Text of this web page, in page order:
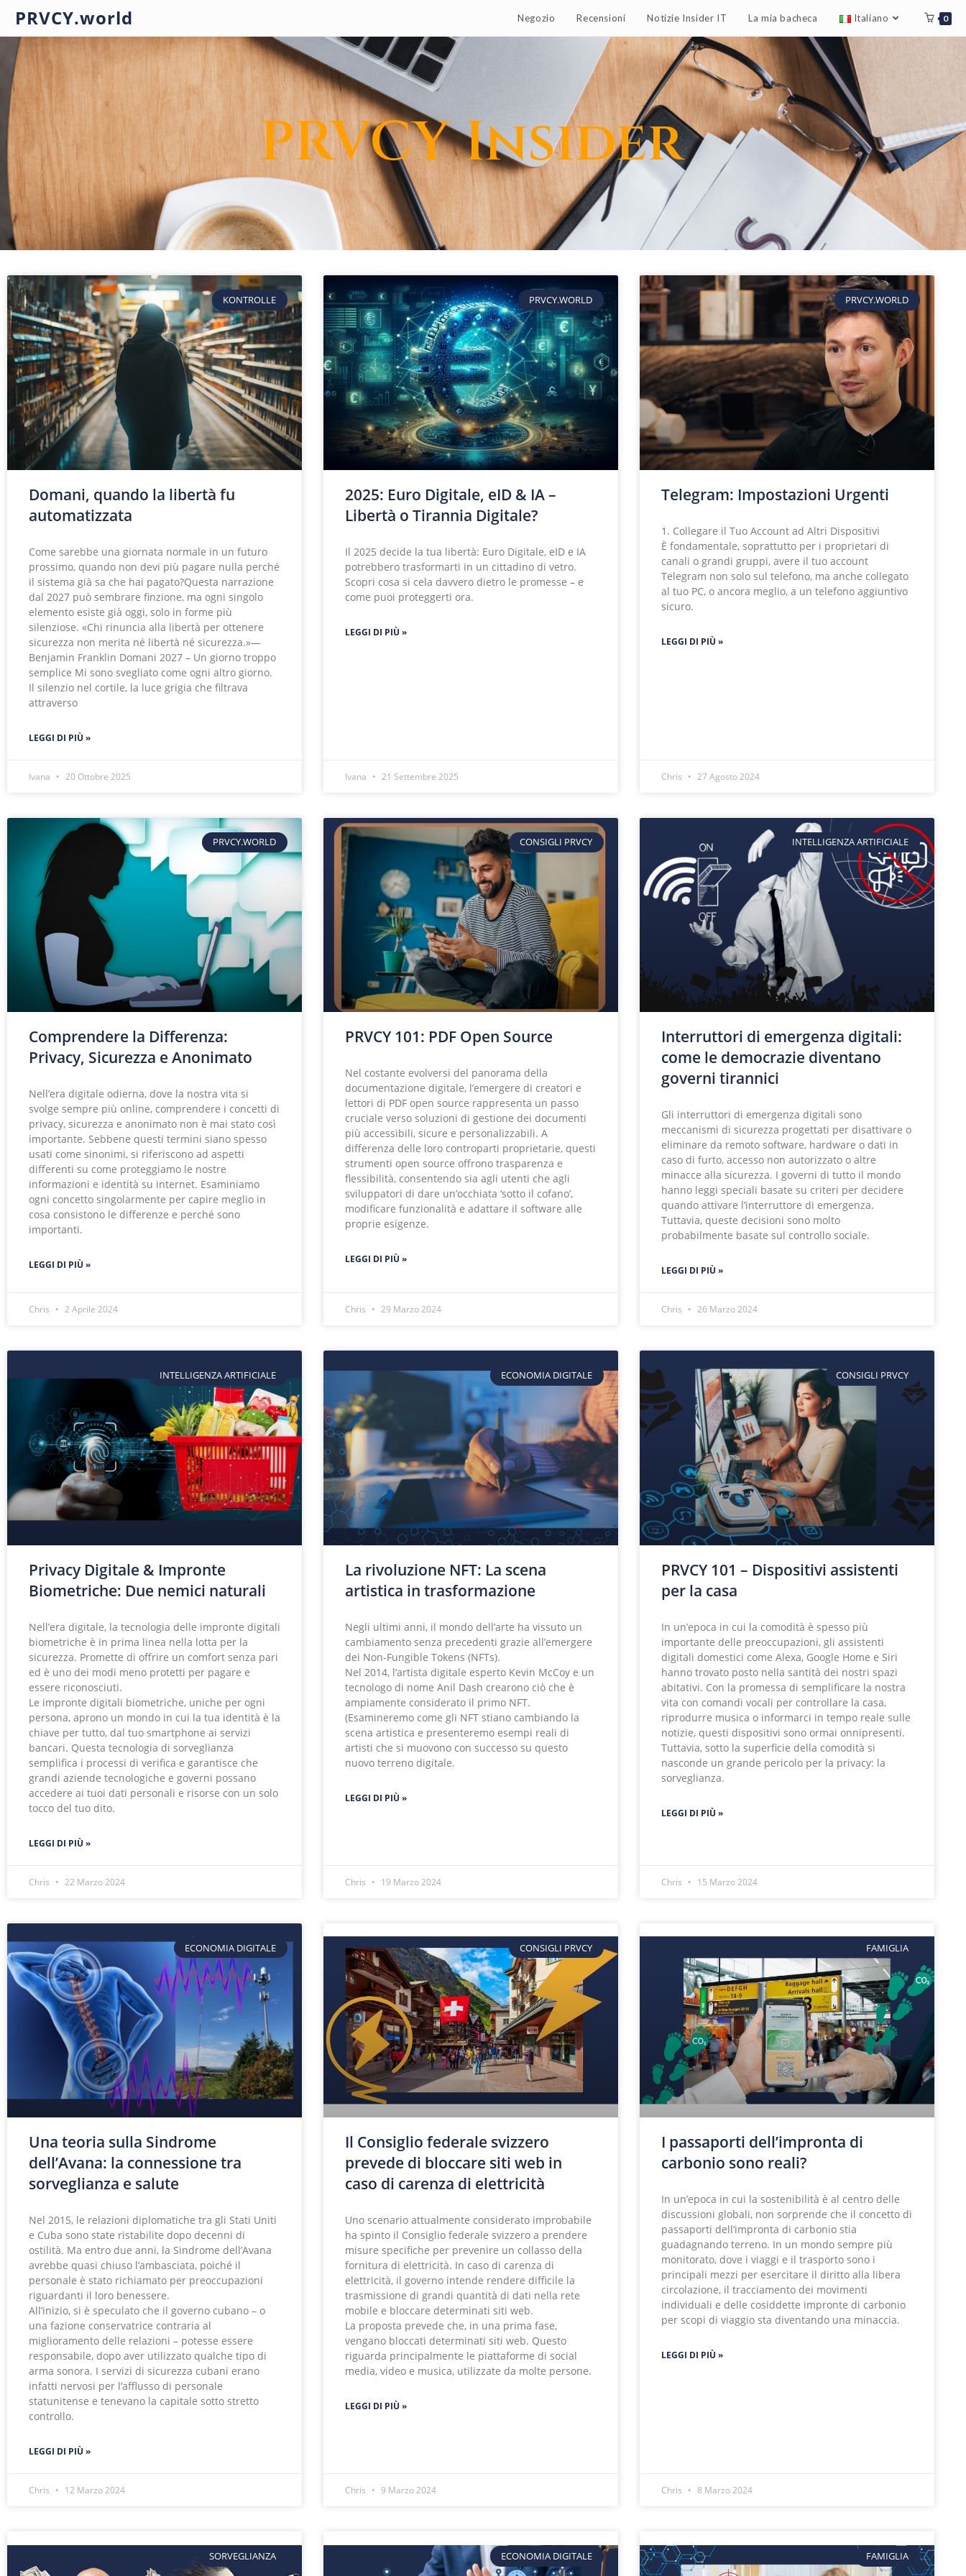
PRVCY.world Negozio Recensioni Notizie Insider IT La mia bacheca Italiano 0
PRVCY Insider
KONTROLLE
Domani, quando la libertà fu
automatizzata
Come sarebbe una giornata normale in un futuro
prossimo, quando non devi più pagare nulla perché
il sistema già sa che hai pagato?Questa narrazione
dal 2027 può sembrare finzione, ma ogni singolo
elemento esiste già oggi, solo in forme più
silenziose. «Chi rinuncia alla libertà per ottenere
sicurezza non merita né libertà né sicurezza.»—
Benjamin Franklin Domani 2027 – Un giorno troppo
semplice Mi sono svegliato come ogni altro giorno.
Il silenzio nel cortile, la luce grigia che filtrava
attraverso
LEGGI DI PIÙ »
Ivana 20 Ottobre 2025
PRVCY.WORLD
2025: Euro Digitale, eID & IA –
Libertà o Tirannia Digitale?
Il 2025 decide la tua libertà: Euro Digitale, eID e IA
potrebbero trasformarti in un cittadino di vetro.
Scopri cosa si cela davvero dietro le promesse – e
come puoi proteggerti ora.
LEGGI DI PIÙ »
Ivana 21 Settembre 2025
PRVCY.WORLD
Telegram: Impostazioni Urgenti
1. Collegare il Tuo Account ad Altri Dispositivi
È fondamentale, soprattutto per i proprietari di
canali o grandi gruppi, avere il tuo account
Telegram non solo sul telefono, ma anche collegato
al tuo PC, o ancora meglio, a un telefono aggiuntivo
sicuro.
LEGGI DI PIÙ »
Chris 27 Agosto 2024
PRVCY.WORLD
Comprendere la Differenza:
Privacy, Sicurezza e Anonimato
Nell’era digitale odierna, dove la nostra vita si
svolge sempre più online, comprendere i concetti di
privacy, sicurezza e anonimato non è mai stato così
importante. Sebbene questi termini siano spesso
usati come sinonimi, si riferiscono ad aspetti
differenti su come proteggiamo le nostre
informazioni e identità su internet. Esaminiamo
ogni concetto singolarmente per capire meglio in
cosa consistono le differenze e perché sono
importanti.
LEGGI DI PIÙ »
Chris 2 Aprile 2024
CONSIGLI PRVCY
PRVCY 101: PDF Open Source
Nel costante evolversi del panorama della
documentazione digitale, l’emergere di creatori e
lettori di PDF open source rappresenta un passo
cruciale verso soluzioni di gestione dei documenti
più accessibili, sicure e personalizzabili. A
differenza delle loro controparti proprietarie, questi
strumenti open source offrono trasparenza e
flessibilità, consentendo sia agli utenti che agli
sviluppatori di dare un’occhiata ‘sotto il cofano’,
modificare funzionalità e adattare il software alle
proprie esigenze.
LEGGI DI PIÙ »
Chris 29 Marzo 2024
INTELLIGENZA ARTIFICIALE
Interruttori di emergenza digitali:
come le democrazie diventano
governi tirannici
Gli interruttori di emergenza digitali sono
meccanismi di sicurezza progettati per disattivare o
eliminare da remoto software, hardware o dati in
caso di furto, accesso non autorizzato o altre
minacce alla sicurezza. I governi di tutto il mondo
hanno leggi speciali basate su criteri per decidere
quando attivare l’interruttore di emergenza.
Tuttavia, queste decisioni sono molto
probabilmente basate sul controllo sociale.
LEGGI DI PIÙ »
Chris 26 Marzo 2024
INTELLIGENZA ARTIFICIALE
Privacy Digitale & Impronte
Biometriche: Due nemici naturali
Nell’era digitale, la tecnologia delle impronte digitali
biometriche è in prima linea nella lotta per la
sicurezza. Promette di offrire un comfort senza pari
ed è uno dei modi meno protetti per pagare e
essere riconosciuti.
Le impronte digitali biometriche, uniche per ogni
persona, aprono un mondo in cui la tua identità è la
chiave per tutto, dal tuo smartphone ai servizi
bancari. Questa tecnologia di sorveglianza
semplifica i processi di verifica e garantisce che
grandi aziende tecnologiche e governi possano
accedere ai tuoi dati personali e risorse con un solo
tocco del tuo dito.
LEGGI DI PIÙ »
Chris 22 Marzo 2024
ECONOMIA DIGITALE
La rivoluzione NFT: La scena
artistica in trasformazione
Negli ultimi anni, il mondo dell’arte ha vissuto un
cambiamento senza precedenti grazie all’emergere
dei Non-Fungible Tokens (NFTs).
Nel 2014, l’artista digitale esperto Kevin McCoy e un
tecnologo di nome Anil Dash crearono ciò che è
ampiamente considerato il primo NFT.
(Esamineremo come gli NFT stiano cambiando la
scena artistica e presenteremo esempi reali di
artisti che si muovono con successo su questo
nuovo terreno digitale.
LEGGI DI PIÙ »
Chris 19 Marzo 2024
CONSIGLI PRVCY
PRVCY 101 – Dispositivi assistenti
per la casa
In un’epoca in cui la comodità è spesso più
importante delle preoccupazioni, gli assistenti
digitali domestici come Alexa, Google Home e Siri
hanno trovato posto nella santità dei nostri spazi
abitativi. Con la promessa di semplificare la nostra
vita con comandi vocali per controllare la casa,
riprodurre musica o informarci in tempo reale sulle
notizie, questi dispositivi sono ormai onnipresenti.
Tuttavia, sotto la superficie della comodità si
nasconde un grande pericolo per la privacy: la
sorveglianza.
LEGGI DI PIÙ »
Chris 15 Marzo 2024
ECONOMIA DIGITALE
Una teoria sulla Sindrome
dell’Avana: la connessione tra
sorveglianza e salute
Nel 2015, le relazioni diplomatiche tra gli Stati Uniti
e Cuba sono state ristabilite dopo decenni di
ostilità. Ma entro due anni, la Sindrome dell’Avana
avrebbe quasi chiuso l’ambasciata, poiché il
personale è stato richiamato per preoccupazioni
riguardanti il loro benessere.
All’inizio, si è speculato che il governo cubano – o
una fazione conservatrice contraria al
miglioramento delle relazioni – potesse essere
responsabile, dopo aver utilizzato qualche tipo di
arma sonora. I servizi di sicurezza cubani erano
infatti nervosi per l’afflusso di personale
statunitense e tenevano la capitale sotto stretto
controllo.
LEGGI DI PIÙ »
Chris 12 Marzo 2024
CONSIGLI PRVCY
Il Consiglio federale svizzero
prevede di bloccare siti web in
caso di carenza di elettricità
Uno scenario attualmente considerato improbabile
ha spinto il Consiglio federale svizzero a prendere
misure specifiche per prevenire un collasso della
fornitura di elettricità. In caso di carenza di
elettricità, il governo intende rendere difficile la
trasmissione di grandi quantità di dati nella rete
mobile e bloccare determinati siti web.
La proposta prevede che, in una prima fase,
vengano bloccati determinati siti web. Questo
riguarda principalmente le piattaforme di social
media, video e musica, utilizzate da molte persone.
LEGGI DI PIÙ »
Chris 9 Marzo 2024
FAMIGLIA
I passaporti dell’impronta di
carbonio sono reali?
In un’epoca in cui la sostenibilità è al centro delle
discussioni globali, non sorprende che il concetto di
passaporti dell’impronta di carbonio stia
guadagnando terreno. In un mondo sempre più
monitorato, dove i viaggi e il trasporto sono i
principali mezzi per esercitare il diritto alla libera
circolazione, il tracciamento dei movimenti
individuali e delle cosiddette impronte di carbonio
per scopi di viaggio sta diventando una minaccia.
LEGGI DI PIÙ »
Chris 8 Marzo 2024
SORVEGLIANZA ECONOMIA DIGITALE FAMIGLIA